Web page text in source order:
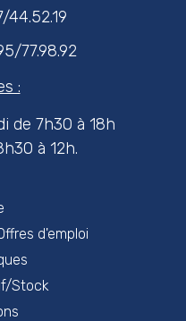
d'emploi
Stock
44.52.19
77.98.92
:
de 7h30 à 18h
à 12h.